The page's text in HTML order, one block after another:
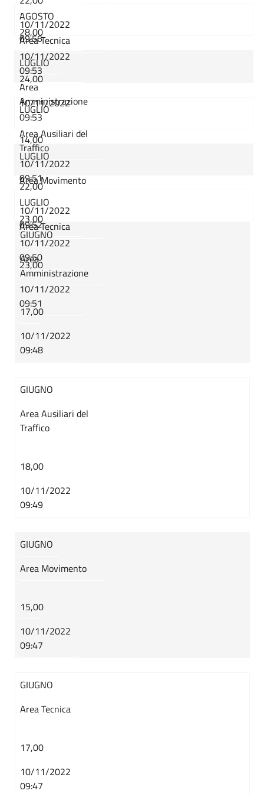
10/11/2022
09:56
28,00
10/11/2022
09:53
AGOSTO
Area Tecnica
24,00
10/11/2022
09:53
LUGLIO
Area
Amministrazione
14,00
10/11/2022
09:51
LUGLIO
Area Ausiliari del
Traffico
22,00
10/11/2022
09:52
LUGLIO
Area Movimento
23,00
10/11/2022
09:50
LUGLIO
Area Tecnica
23,00
10/11/2022
09:51
GIUGNO
Area
Amministrazione
17,00
10/11/2022
09:48
GIUGNO
Area Ausiliari del
Traffico
18,00
10/11/2022
09:49
GIUGNO
Area Movimento
15,00
10/11/2022
09:47
GIUGNO
Area Tecnica
17,00
10/11/2022
09:47